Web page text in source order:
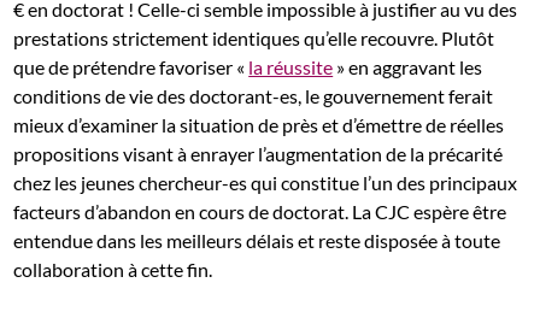
€ en doctorat ! Celle-ci semble impossible à justifier au vu des
prestations strictement identiques qu’elle recouvre. Plutôt
que de prétendre favoriser « la réussite » en aggravant les
conditions de vie des doctorant-es, le gouvernement ferait
mieux d’examiner la situation de près et d’émettre de réelles
propositions visant à enrayer l’augmentation de la précarité
chez les jeunes chercheur-es qui constitue l’un des principaux
facteurs d’abandon en cours de doctorat. La CJC espère être
entendue dans les meilleurs délais et reste disposée à toute
collaboration à cette fin.